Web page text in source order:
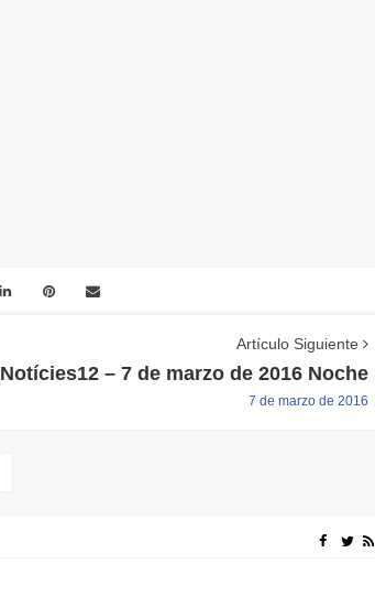
Artículo Siguiente
Notícies12 – 7 de marzo de 2016 Noche
7 de marzo de 2016